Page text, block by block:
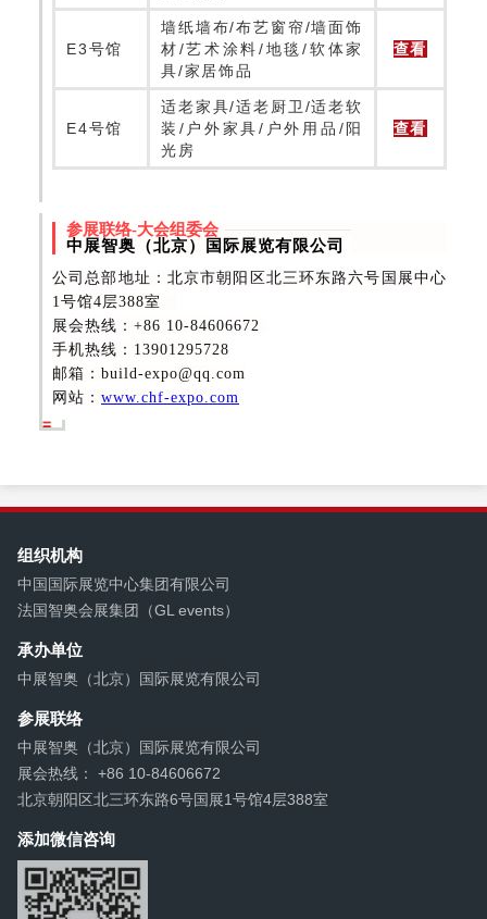
E3号馆
墙纸墙布/布艺窗帘/墙面饰
材/艺术涂料/地毯/软体家
具/家居饰品
查看
E4号馆
适老家具/适老厨卫/适老软
装/户外家具/户外用品/阳
光房
查看
参展联络-大会组委会
中展智奥（北京）国际展览有限公司
公司总部地址：北京市朝阳区北三环东路六号国展中心
1号馆4层388室
展会热线 ：+86 10-84606672
手机热线：13901295728
邮箱：build-expo@qq.com
网站： www.chf-expo.com
组织机构
中国国际展览中心集团有限公司
法国智奥会展集团（GL events）
承办单位
中展智奥（北京）国际展览有限公司
参展联络
中展智奥（北京）国际展览有限公司
展会热线： +86 10-84606672
北京朝阳区北三环东路6号国展1号馆4层388室
添加微信咨询